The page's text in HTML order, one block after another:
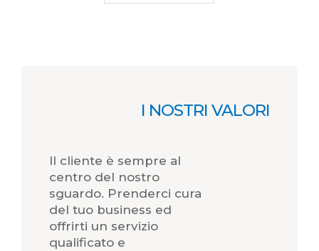
I NOSTRI VALORI
Il cliente è sempre al
centro del nostro
sguardo. Prenderci cura
del tuo business ed
offrirti un servizio
qualificato e